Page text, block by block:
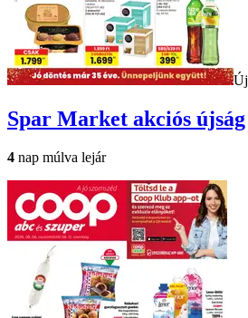
Új
Spar Market akciós újság
4 nap múlva lejár